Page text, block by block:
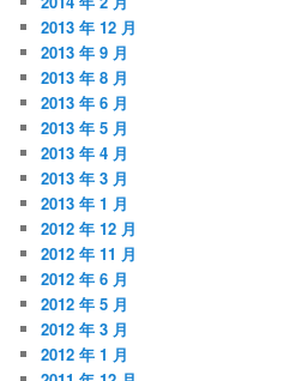
2013 年 12 月
2013 年 9 月
2013 年 8 月
2013 年 6 月
2013 年 5 月
2013 年 4 月
2013 年 3 月
2013 年 1 月
2012 年 12 月
2012 年 11 月
2012 年 6 月
2012 年 5 月
2012 年 3 月
2012 年 1 月